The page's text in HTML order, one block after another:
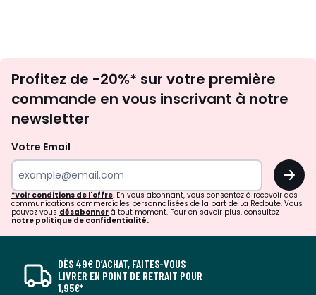
newsletter
Profitez de -20%* sur votre première
commande en vous inscrivant à notre
newsletter
Votre Email
OK
*Voir conditions de l'offre. En vous abonnant, vous consentez à recevoir des
communications commerciales personnalisées de la part de La Redoute. Vous
pouvez vous désabonner à tout moment. Pour en savoir plus, consultez
notre politique de confidentialité.
DÈS 49€ D’ACHAT, FAITES-VOUS
LIVRER EN POINT DE RETRAIT POUR
1,95€*